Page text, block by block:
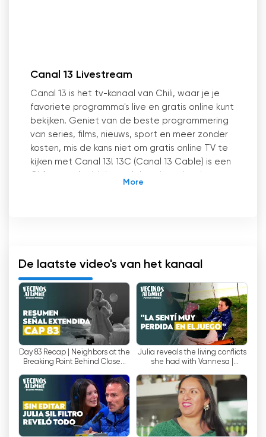
Canal 13 Livestream
Canal 13 is het tv-kanaal van Chili, waar je je
favoriete programma's live en gratis online kunt
bekijken. Geniet van de beste programmering
van series, films, nieuws, sport en meer zonder
kosten, mis de kans niet om gratis online TV te
kijken met Canal 13! 13C (Canal 13 Cable) is een
van twee parallelle frequenties aan het open
betere kijkervaring, omdat ze
kwaliteitsprogramma's met een betere
definitie en een grotere verscheidenheid aan
inhoud bieden.
Sinds de oprichting is kanaal 13C een favoriet
onder Chileense kijkers, omdat het een grote
verscheidenheid aan inhoud biedt voor alle
smaken. Deze inhoud omvat nieuws, series,
documentaires, sportprogramma's,
amusementsprogramma's, kinderprogramma's
en nog veel meer. Daarnaast biedt het kanaal
De laatste video's van het kanaal
Day 83 Recap | Neighbors at the
Breaking Point Behind Closed
Julia reveals the living conflicts
she had with Vannesa |